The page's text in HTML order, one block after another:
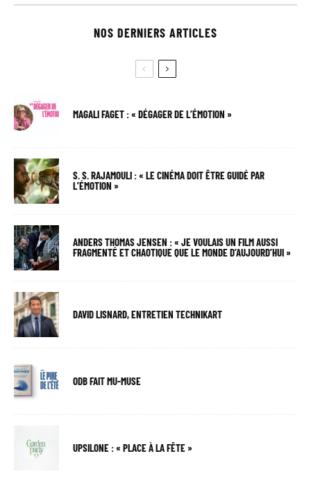
NOS DERNIERS ARTICLES
MAGALI FAGET : « DÉGAGER DE L’ÉMOTION »
S. S. RAJAMOULI : « LE CINÉMA DOIT ÊTRE GUIDÉ PAR
L’ÉMOTION »
ANDERS THOMAS JENSEN : « JE VOULAIS UN FILM AUSSI
FRAGMENTÉ ET CHAOTIQUE QUE LE MONDE D’AUJOURD’HUI »
DAVID LISNARD, ENTRETIEN TECHNIKART
ODB FAIT MU-MUSE
UPSILONE : « PLACE À LA FÊTE »